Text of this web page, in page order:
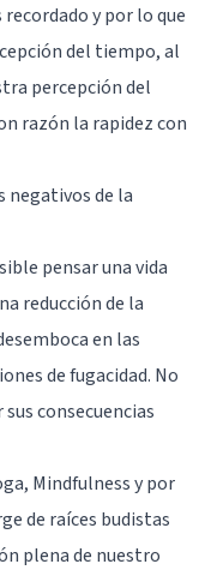
y por lo que
del tiempo, al
percepción del
razón la rapidez con
negativos de la
pensar una vida
reducción de la
en las
de fugacidad. No
consecuencias
, Mindfulnessy por
de raíces budistas
plena de nuestro